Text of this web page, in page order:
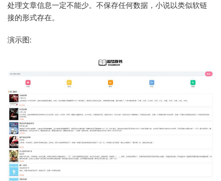
处理文章信息一定不能少。不保存任何数据，小说以类似软链
接的形式存在。
演示图: